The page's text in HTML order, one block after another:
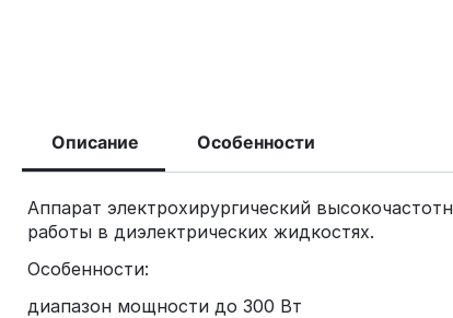
Описание Особенности
Аппарат электрохирургический
работы в диэлектрических жидкостях.
Особенности:
диапазон мощности до 300 Вт